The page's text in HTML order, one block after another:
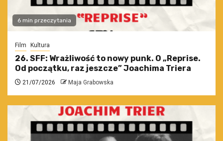
6 min przeczytania
Film Kultura
26. SFF: Wrażliwość to nowy punk. O „Reprise.
Od początku, raz jeszcze” Joachima Triera
21/07/2026 Maja Grabowska